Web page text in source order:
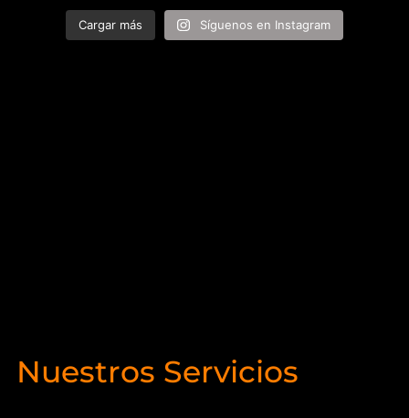
Cargar más Síguenos en Instagram
Nuestros Servicios